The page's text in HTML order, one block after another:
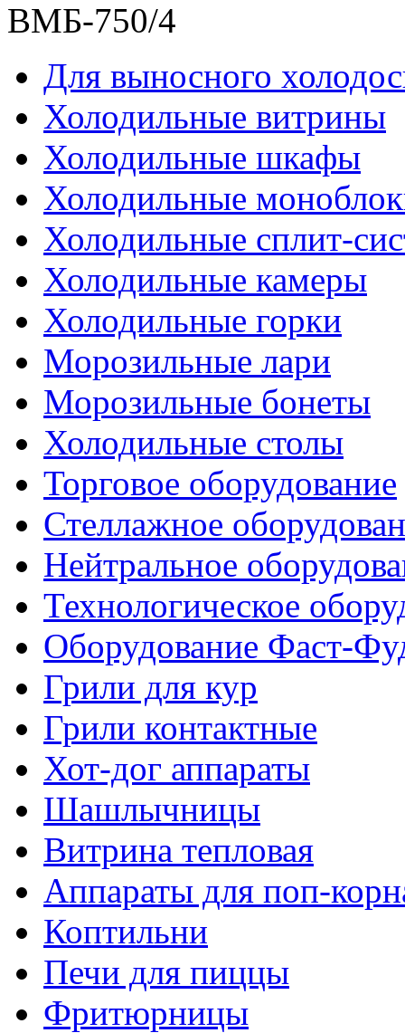
ВМБ-750/4
Для выносного
Холодильные витрины
Холодильные шкафы
Холодильные
Холодильные сплит-
Холодильные камеры
Холодильные горки
Морозильные лари
Морозильные бонеты
Холодильные столы
Торговое оборудование
Стеллажное
Нейтральное
Технологическое
Оборудование Фаст-
Грили для кур
Грили контактные
Хот-дог аппараты
Шашлычницы
Витрина тепловая
Аппараты для поп-
Коптильни
Печи для пиццы
Фритюрницы